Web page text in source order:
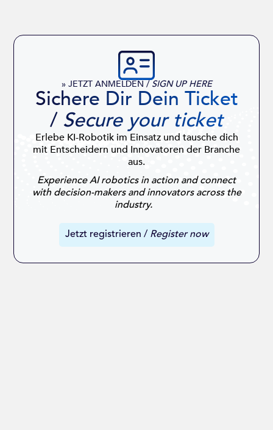
» JETZT ANMELDEN / SIGN UP HERE
Sichere Dir Dein Ticket
/ Secure your ticket
Erlebe KI-Robotik im Einsatz und tausche dich
mit Entscheidern und Innovatoren der Branche
aus.
Experience AI robotics in action and connect
with decision-makers and innovators across the
industry.
Jetzt registrieren / Register now